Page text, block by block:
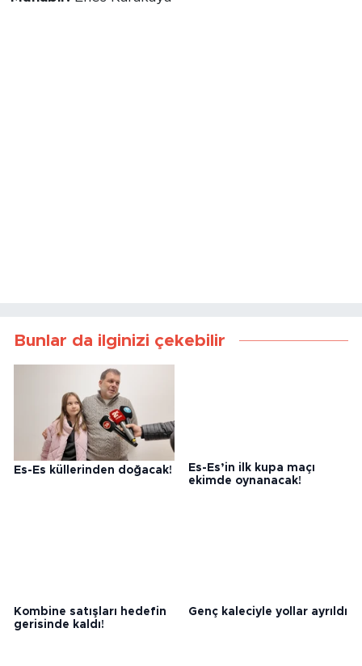
Bunlar da ilginizi çekebilir
Es-Es küllerinden doğacak!
Es-Es’in ilk kupa maçı
ekimde oynanacak!
Kombine satışları hedefin
gerisinde kaldı!
Genç kaleciyle yollar ayrıldı